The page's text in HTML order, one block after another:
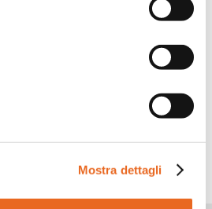
Mostra dettagli
WhatsApp
Twitter
Share
INDIETRO